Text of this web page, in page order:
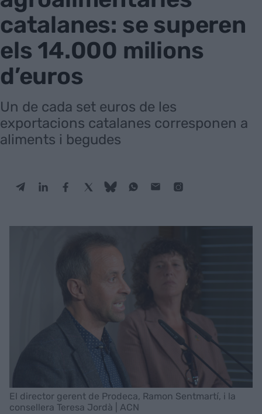
catalanes: se superen
els 14.000 milions
d’euros
Un de cada set euros de les
exportacions catalanes corresponen a
aliments i begudes
El director gerent de Prodeca, Ramon Sentmartí, i la
consellera Teresa Jordà | ACN